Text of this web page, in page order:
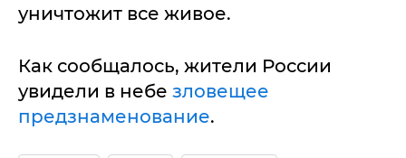
уничтожит все живое.
Как сообщалось, жители России
увидели в небе зловещее
предзнаменование.